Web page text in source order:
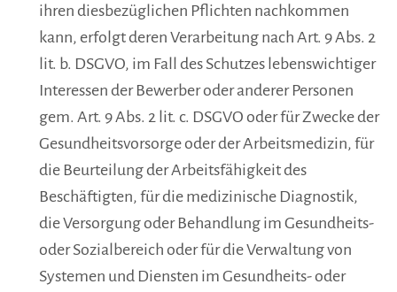
ihren diesbezüglichen Pflichten nachkommen
kann, erfolgt deren Verarbeitung nach Art. 9 Abs. 2
lit. b. DSGVO, im Fall des Schutzes lebenswichtiger
Interessen der Bewerber oder anderer Personen
gem. Art. 9 Abs. 2 lit. c. DSGVO oder für Zwecke der
Gesundheitsvorsorge oder der Arbeitsmedizin, für
die Beurteilung der Arbeitsfähigkeit des
Beschäftigten, für die medizinische Diagnostik,
die Versorgung oder Behandlung im Gesundheits-
oder Sozialbereich oder für die Verwaltung von
Systemen und Diensten im Gesundheits- oder